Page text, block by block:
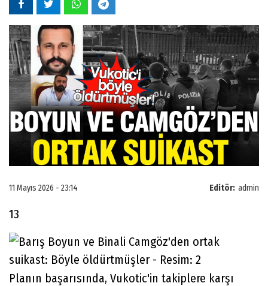
Editör: admin
11 Mayıs 2026 - 23:14
13
Planın başarısında, Vukotic'in takiplere karşı